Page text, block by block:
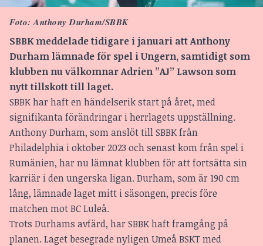
Foto: Anthony Durham/SBBK
SBBK meddelade tidigare i januari att Anthony
Durham lämnade för spel i Ungern, samtidigt som
klubben nu välkomnar Adrien ”AJ” Lawson som
nytt tillskott till laget.
SBBK har haft en händelserik start på året, med
signifikanta förändringar i herrlagets uppställning.
Anthony Durham, som anslöt till SBBK från
Philadelphia i oktober 2023 och senast kom från spel i
Rumänien, har nu lämnat klubben för att fortsätta sin
karriär i den ungerska ligan. Durham, som är 190 cm
lång, lämnade laget mitt i säsongen, precis före
matchen mot BC Luleå.
Trots Durhams avfärd, har SBBK haft framgång på
planen. Laget besegrade nyligen Umeå BSKT med